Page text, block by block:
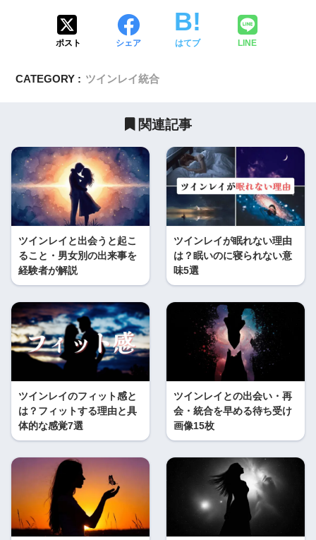
ポスト シェア はてブ LINE
CATEGORY : ツインレイ統合
関連記事
ツインレイと出会うと起こ
ること・男女別の出来事を
経験者が解説
ツインレイが眠れない理由
は？眠いのに寝られない意
味5選
ツインレイのフィット感と
は？フィットする理由と具
体的な感覚7選
ツインレイとの出会い・再
会・統合を早める待ち受け
画像15枚